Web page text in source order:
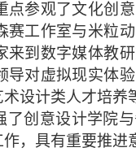
点参观了文化创
赛工作室与米粒
来到数字媒体教
导对虚拟现实体
设计类人才培养
了创意设计学院
，具有重要推进